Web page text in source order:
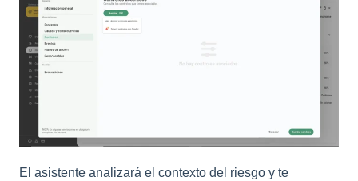
El asistente analizará el contexto del riesgo y te